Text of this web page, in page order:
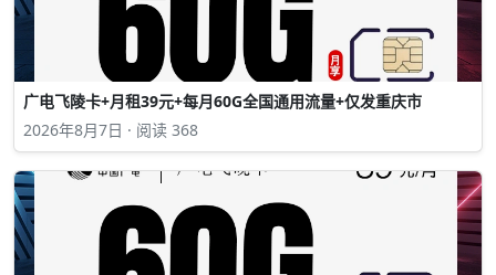
广电飞陵卡+月租39元+每月60G全国通用流量+仅发重庆市
2026年8月7日 · 阅读 368